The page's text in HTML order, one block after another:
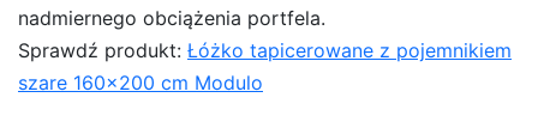
nadmiernego obciążenia portfela.
Sprawdź produkt: Łóżko tapicerowane z pojemnikiem
szare 160×200 cm Modulo